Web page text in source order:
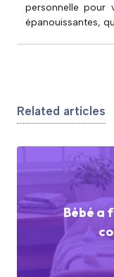
personnelle pour
épanouissantes,
Related articles
Bébé a